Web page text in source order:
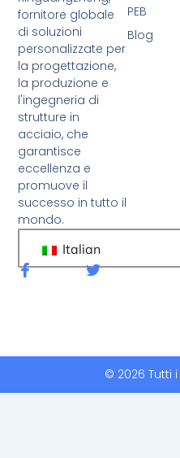
fornitore globale
di soluzioni
personalizzate per
la progettazione,
la produzione e
l'ingegneria di
strutture in
acciaio, che
garantisce
eccellenza e
promuove il
successo in tutto il
mondo.
Italian
F
a
o
C
t
PEB
Blog
© 2026 Tutti